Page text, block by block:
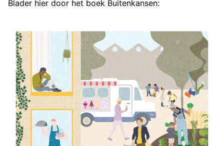
Blader hier door het boek Buitenkansen: